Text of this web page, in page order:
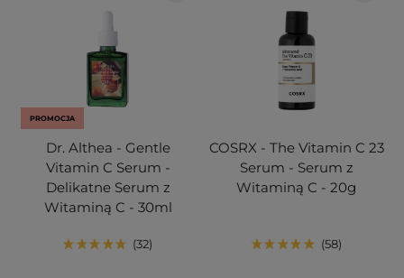
PROMOCJA
Dr. Althea - Gentle
Vitamin C Serum -
Delikatne Serum z
Witaminą C - 30ml
32
COSRX - The Vitamin C 23
Serum - Serum z
Witaminą C - 20g
58